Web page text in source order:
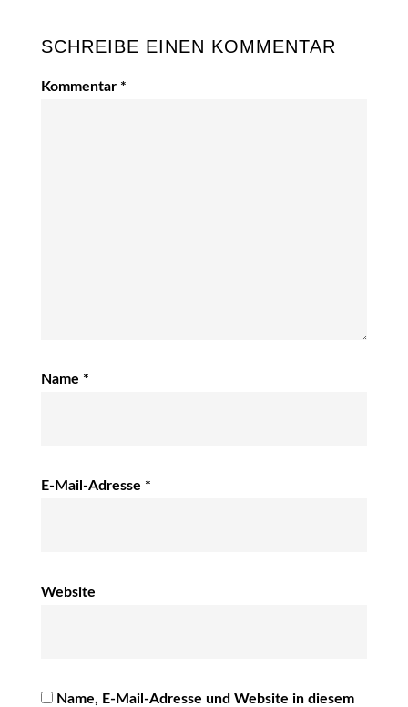
SCHREIBE EINEN KOMMENTAR
Kommentar *
Name *
E-Mail-Adresse *
Website
Name, E-Mail-Adresse und Website in diesem